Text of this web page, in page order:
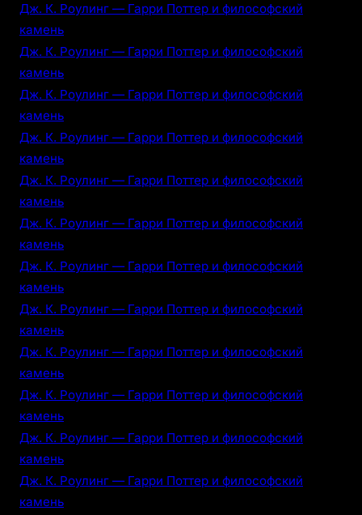
Дж. К. Роулинг — Гарри Поттер и философский
камень
Дж. К. Роулинг — Гарри Поттер и философский
камень
Дж. К. Роулинг — Гарри Поттер и философский
камень
Дж. К. Роулинг — Гарри Поттер и философский
камень
Дж. К. Роулинг — Гарри Поттер и философский
камень
Дж. К. Роулинг — Гарри Поттер и философский
камень
Дж. К. Роулинг — Гарри Поттер и философский
камень
Дж. К. Роулинг — Гарри Поттер и философский
камень
Дж. К. Роулинг — Гарри Поттер и философский
камень
Дж. К. Роулинг — Гарри Поттер и философский
камень
Дж. К. Роулинг — Гарри Поттер и философский
камень
Дж. К. Роулинг — Гарри Поттер и философский
камень